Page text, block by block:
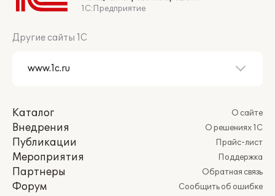
1С:Предприятие
Другие сайты 1С
Каталог
Внедрения
Публикации
Мероприятия
Партнеры
Форум
О сайте
О решениях 1С
Прайс-лист
Поддержка
Обратная связь
Сообщить об ошибке